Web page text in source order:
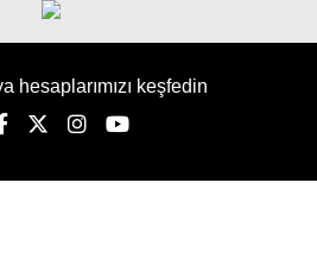
hesaplarımızı keşfedin